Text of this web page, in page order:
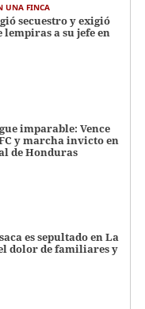
UNA FINCA
secuestro y exigió
a su jefe en
imparable: Vence
y marcha invicto en
de Honduras
es sepultado en La
dolor de familiares y